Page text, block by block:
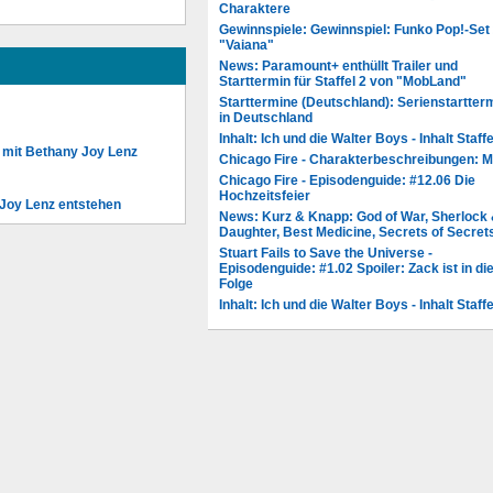
Bethany Joy Lenz
Lenz entstehen
Charaktere
Gewinnspiele: Gewinnspiel: Funko Pop!-Set
"Vaiana"
News: Paramount+ enthüllt Trailer und
Starttermin für Staffel 2 von "MobLand"
Starttermine (Deutschland):
in Deutschland
Inhalt: Ich und die Walter Boys - Inhalt
Chicago Fire - Charakterbeschreibungen:
Chicago Fire - Episodenguide: #12.06 Die
Hochzeitsfeier
News: Kurz & Knapp: God of War, Sherlock
Daughter, Best Medicine, Secrets of
Stuart Fails to Save the Universe -
Episodenguide: #1.02 Spoiler: Zack ist in
Folge
Inhalt: Ich und die Walter Boys - Inhalt